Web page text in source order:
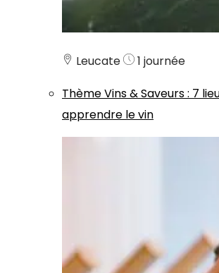
Leucate
1 journée
ThèmeVins & Saveurs: 7
apprendre le vin